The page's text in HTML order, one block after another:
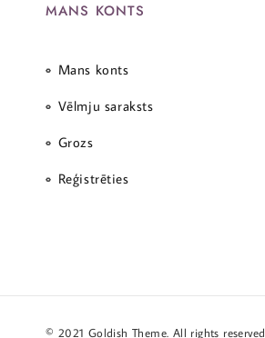
MANS KONTS
Mans konts
Vēlmju saraksts
Grozs
Reģistrēties
© 2021 Goldish Theme. All rights reserved.